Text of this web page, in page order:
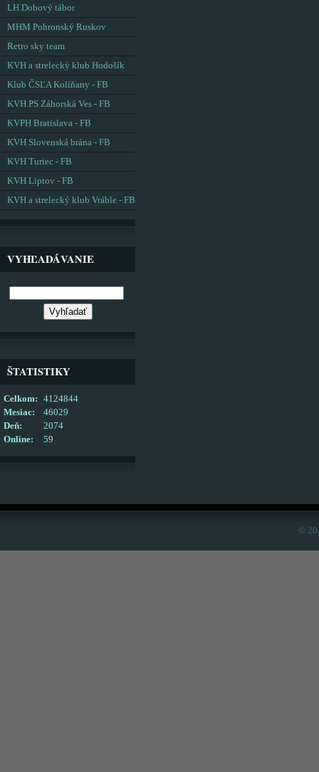
LH Dobový tábor
MHM Pohronský Ruskov
Retro sky team
KVH a strelecký klub Hodošík
Klub ČSĽA Kolíňany - FB
KVH PS Záhorská Ves - FB
KVPH Bratislava - FB
KVH Slovenská brána - FB
KVH Turiec - FB
KVH Liptov - FB
KVH a strelecký klub Vráble - FB
VYHĽADÁVANIE
ŠTATISTIKY
Online: 59
Celkom:
4124844
Mesiac:
46029
Deň:
2074
©